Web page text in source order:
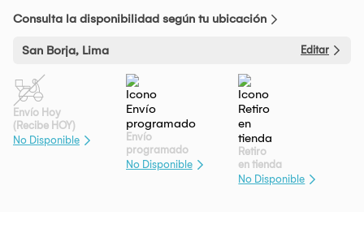
Consulta la disponibilidad según tu ubicación
San Borja, Lima Editar
Envío Hoy
(Recibe HOY)
No Disponible
Envío
programado
No Disponible
Retiro
en tienda
No Disponible